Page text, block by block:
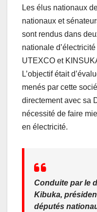
c
e
b
o
o
k
tt
er
ail
Les élus nationaux
nationaux et
sont rendus dans
nationale
UTEXCO et
L’objectif était
menés par cette
directement avec sa
nécessité de faire
en électricité.
Conduite par le
Kibuka,
députés